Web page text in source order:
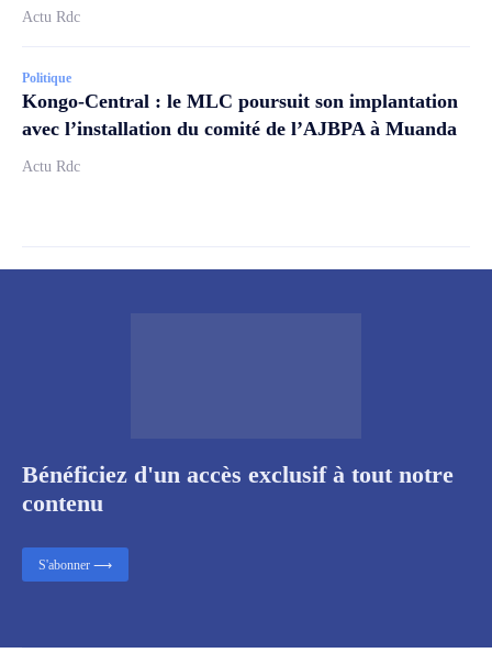
Actu Rdc
Politique
Kongo-Central : le MLC poursuit son implantation
avec l’installation du comité de l’AJBPA à Muanda
Actu Rdc
Bénéficiez d'un accès exclusif à tout notre
contenu
S'abonner ⟶